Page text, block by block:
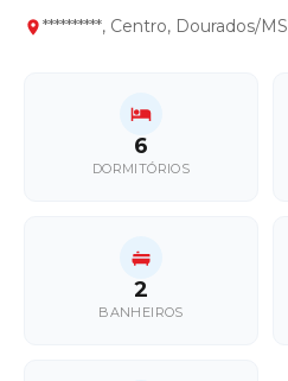
**********, Centro, Dourados/MS
6
DORMITÓRIOS
2
BANHEIROS